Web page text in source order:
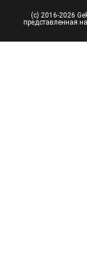
(с) 2016-2026
представленная